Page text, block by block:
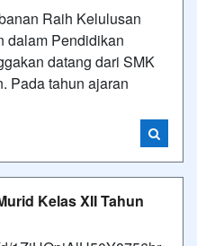
Raih Kelulusan
dalam Pendidikan
datang dari SMK
Pada tahun ajaran
Kelas XII Tahun